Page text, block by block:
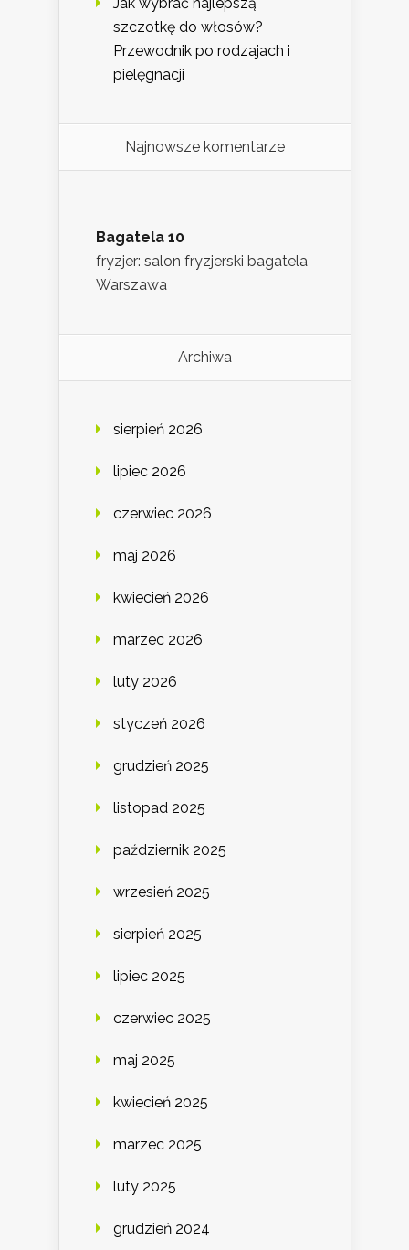
Jak wybrać najlepszą
szczotkę do włosów?
Przewodnik po rodzajach i
pielęgnacji
Najnowsze komentarze
Bagatela 10
fryzjer: salon fryzjerski bagatela
Warszawa
Archiwa
sierpień 2026
lipiec 2026
czerwiec 2026
maj 2026
kwiecień 2026
marzec 2026
luty 2026
styczeń 2026
grudzień 2025
listopad 2025
październik 2025
wrzesień 2025
sierpień 2025
lipiec 2025
czerwiec 2025
maj 2025
kwiecień 2025
marzec 2025
luty 2025
grudzień 2024